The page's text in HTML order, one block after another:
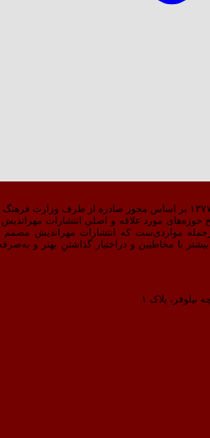
مورد علاقه و اصلیِ انتشارات
مواردی‌ست که انتشارات مهراندیش
دست پیدا کند.سایت مهراندیش در مردادماه ۹۸ برای ارتباط بیشتر با
پلاک ۱